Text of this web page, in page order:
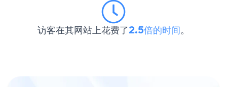
访客在其网站上花费了2.5倍的时间。